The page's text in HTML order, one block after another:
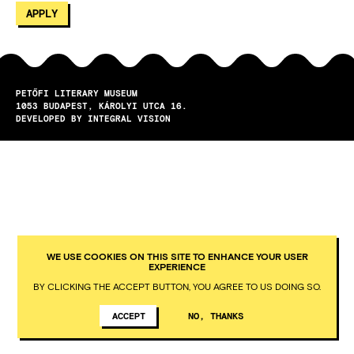
PETŐFI LITERARY MUSEUM
1053
BUDAPEST
KÁROLYI UTCA 16.
DEVELOPED BY INTEGRAL VISION
WE USE COOKIES ON THIS SITE TO ENHANCE YOUR USER
EXPERIENCE
BY CLICKING THE ACCEPT BUTTON, YOU AGREE TO US DOING SO.
ACCEPT NO, THANKS